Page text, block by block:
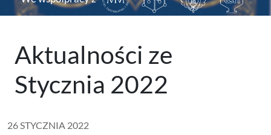
Aktualności ze
Stycznia 2022
26 STYCZNIA 2022